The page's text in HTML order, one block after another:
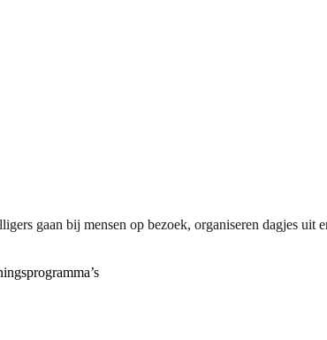
gaan bij mensen op bezoek, organiseren dagjes uit